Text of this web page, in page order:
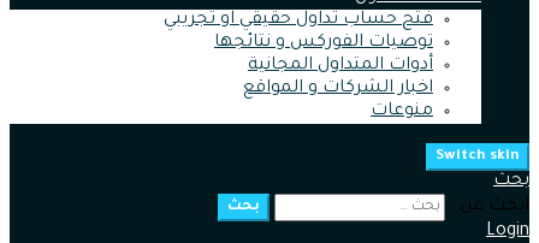
فتح حساب تداول حقيقي او تجريبي
توصيات الفوركس و نتائجها
أدوات المتداول المجانية
اخبار الشركات و المواقع
منوعات
Switch skin
بحث
ابحث عن :
بحث
Login